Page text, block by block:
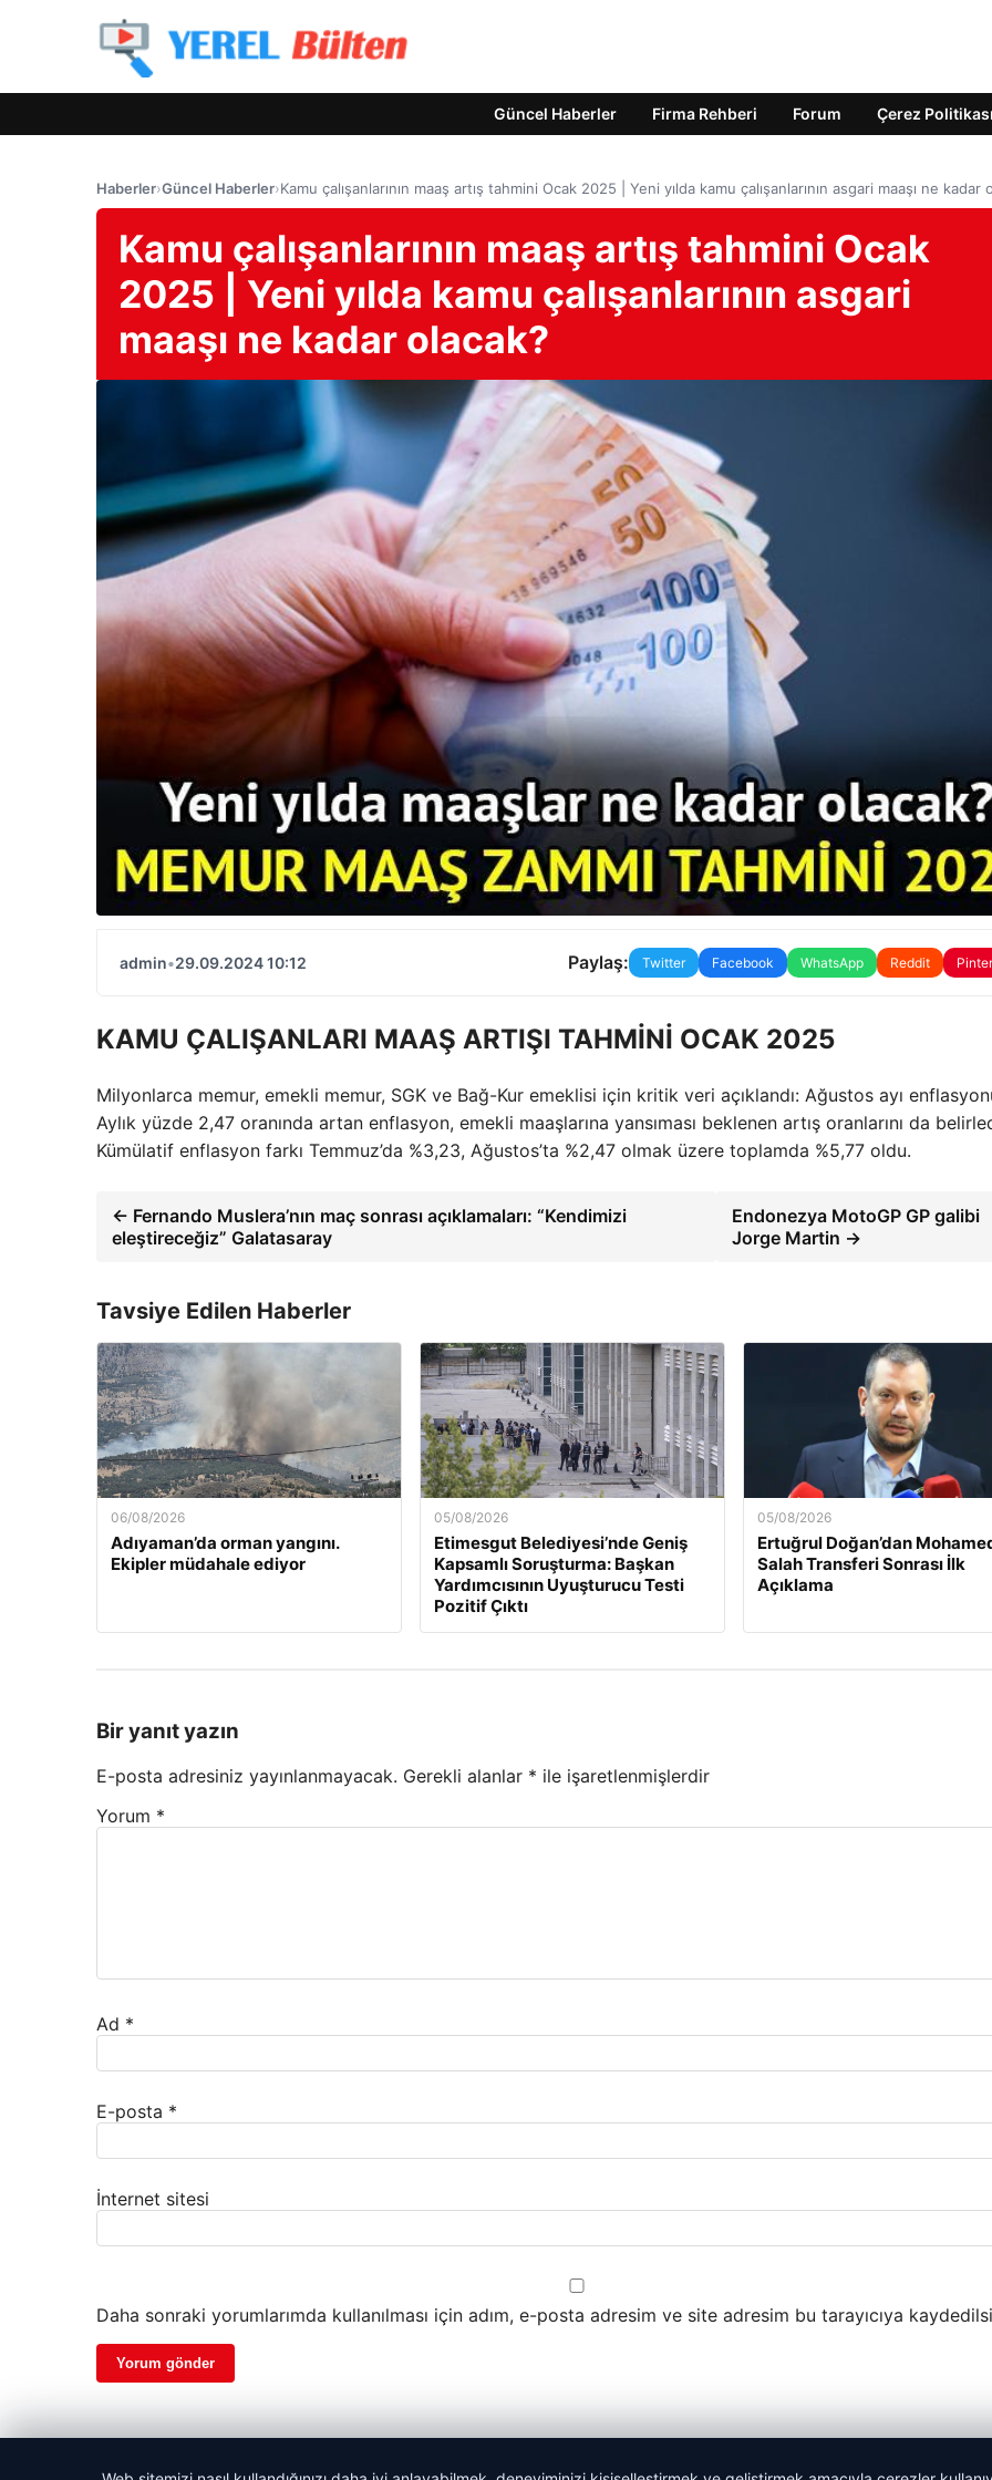
Güncel Haberler Firma Rehberi Forum Çerez Politikası
Haberler›Güncel Haberler›Kamu çalışanlarının maaş artış tahmini Ocak 2025 | Yeni yılda kamu çalışanlarının asgari maaşı ne kadar
Kamu çalışanlarının maaş artış tahmini Ocak
2025 | Yeni yılda kamu çalışanlarının asgari
maaşı ne kadar olacak?
admin•29.09.2024 10:12 Paylaş: Twitter Facebook WhatsApp Reddit
KAMU ÇALIŞANLARI MAAŞ ARTIŞI TAHMİNİ OCAK 2025
Milyonlarca memur, emekli memur, SGK ve Bağ-Kur emeklisi için kritik veri açıklandı: Ağustos ayı
Aylık yüzde 2,47 oranında artan enflasyon, emekli maaşlarına yansıması beklenen artış oranlarını da
Kümülatif enflasyon farkı Temmuz’da %3,23, Ağustos’ta %2,47 olmak üzere toplamda %5,77 oldu.
← Fernando Muslera’nın maç sonrası açıklamaları: “Kendimizi
eleştireceğiz” Galatasaray
Endonezya MotoGP GP galibi
Jorge Martin →
Tavsiye Edilen Haberler
06/08/2026
Adıyaman’da orman yangını.
Ekipler müdahale ediyor
05/08/2026
Etimesgut Belediyesi’nde Geniş
Kapsamlı Soruşturma: Başkan
Yardımcısının Uyuşturucu Testi
Pozitif Çıktı
05/08/2026
Ertuğrul Doğan’dan
Salah Transferi Sonrası İlk
Açıklama
Bir yanıt yazın
E-posta adresiniz yayınlanmayacak. Gerekli alanlar * ile işaretlenmişlerdir
Yorum *
Ad *
E-posta *
İnternet sitesi
Daha sonraki yorumlarımda kullanılması için adım, e-posta adresim ve site adresim bu tarayıcıya